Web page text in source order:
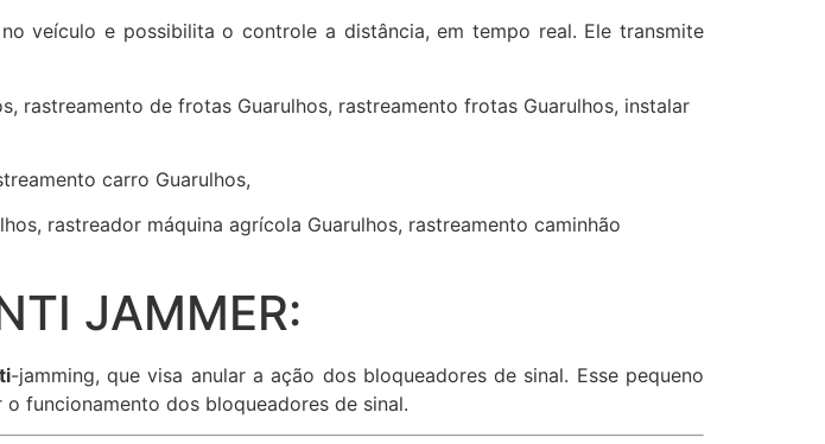
veículo e possibilita o controle a distância, em tempo real. Ele transmite
rastreamento de frotas Guarulhos, rastreamento frotas Guarulhos, instalar
carro Guarulhos,
rastreador máquina agrícola Guarulhos, rastreamento caminhão
JAMMER:
-jamming, que visa anular a ação dos bloqueadores de sinal. Esse pequeno
funcionamento dos bloqueadores de sinal.